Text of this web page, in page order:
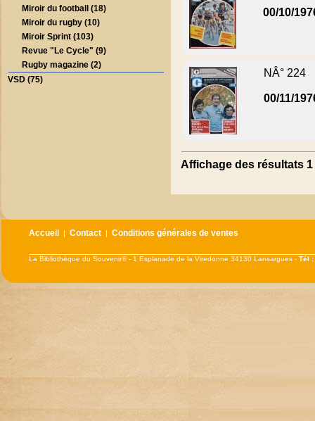
Miroir du football (18)
Miroir du rugby (10)
Miroir Sprint (103)
Revue "Le Cycle" (9)
Rugby magazine (2)
VSD (75)
00/10/
NÂ° 224
00/11/
Affichage des résultats
Accueil |Contact |Conditions générales de ventes
La Bibliothèque du Souvenir® - 1 Esplanade de la Viredonne 34130 Lansargues -Tél